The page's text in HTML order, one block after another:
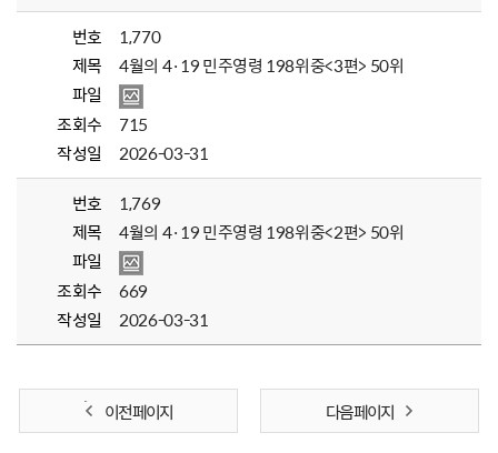
번호
1,770
제목
4월의 4·19 민주영령 198위중<3편> 50위
파일
조회수
715
작성일
2026-03-31
번호
1,769
제목
4월의 4·19 민주영령 198위중<2편> 50위
파일
조회수
669
작성일
2026-03-31
이전 페이지 다음 페이지